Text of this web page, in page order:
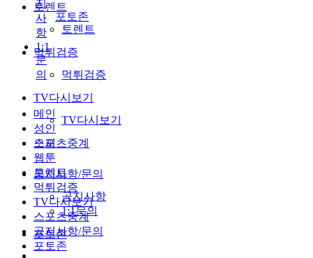
토렌트
토렌트
먹튀검증
먹튀검증
TV다시보기
TV다시보기
스포츠중계
공지사항/문의
공지사항
1:1문의
포토존
지
사
항
1:1
문
의
포토존
메인
성인
오피
웹툰
토렌트
먹튀검증
TV다시보기
스포츠중계
공지사항/문의
포토존